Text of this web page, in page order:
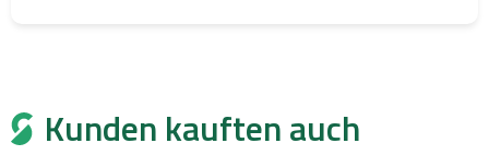
Kunden kauften auch